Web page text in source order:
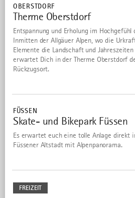
OBERSTDORF
11
Therme Oberstdorf
Entspannung und Erholung im Hochgefühl
Inmitten der Allgäuer Alpen, wo die
Elemente die Landschaft und Jahreszeiten
erwartet Dich in der Therme Oberstdorf
Rückzugsort.
FÜSSEN
12
Skate- und Bikepark Füssen
Es erwartet euch eine tolle Anlage direkt
Füssener Altstadt mit Alpenpanorama.
dazu
FREIZEIT
dazu